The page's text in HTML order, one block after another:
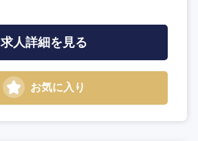
求人詳細を見る
お気に入り